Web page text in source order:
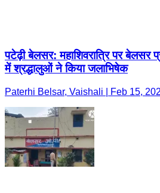
पटेढ़ी बेलसर: महाशिवरात्रि पर बेलसर
में श्रद्धालुओं ने किया जलाभिषेक
Paterhi Belsar, Vaishali | Feb 15,